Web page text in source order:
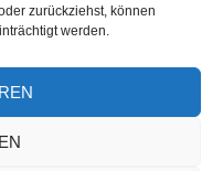
zurückziehst, können
werden.